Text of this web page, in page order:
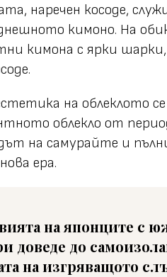
наречен косоде,
кимоно. На
кимона с ярки
на облеклото
облекло от
на самурайте и
ера.
на японците с
доведе до
на изгряващото